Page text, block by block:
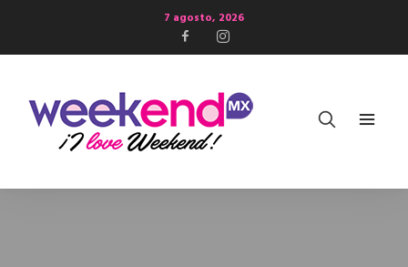
7 agosto, 2026